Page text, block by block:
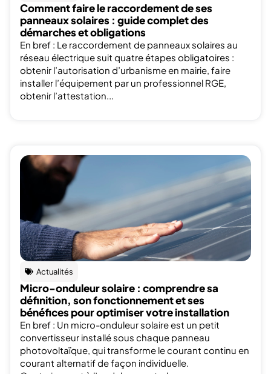
Comment faire le raccordement de ses
panneaux solaires : guide complet des
démarches et obligations
En bref : Le raccordement de panneaux solaires au
réseau électrique suit quatre étapes obligatoires :
obtenir l’autorisation d’urbanisme en mairie, faire
installer l’équipement par un professionnel RGE,
obtenir l’attestation...
Actualités
Micro-onduleur solaire : comprendre sa
définition, son fonctionnement et ses
bénéfices pour optimiser votre installation
En bref : Un micro-onduleur solaire est un petit
convertisseur installé sous chaque panneau
photovoltaïque, qui transforme le courant continu en
courant alternatif de façon individuelle.